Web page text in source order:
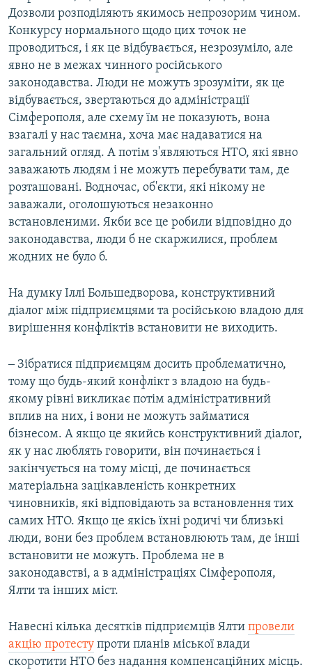
Дозволи розподіляють якимось непрозорим чином.
Конкурсу нормального щодо цих точок не
проводиться, і як це відбувається, незрозуміло, але
явно не в межах чинного російського
законодавства. Люди не можуть зрозуміти, як це
відбувається, звертаються до адміністрації
Сімферополя, але схему їм не показують, вона
взагалі у нас таємна, хоча має надаватися на
загальний огляд. А потім з'являються НТО, які явно
заважають людям і не можуть перебувати там, де
розташовані. Водночас, об'єкти, які нікому не
заважали, оголошуються незаконно
встановленими. Якби все це робили відповідно до
законодавства, люди б не скаржилися, проблем
жодних не було б.
На думку Іллі Большедворова, конструктивний
діалог між підприємцями та російською владою для
вирішення конфліктів встановити не виходить.
‒ Зібратися підприємцям досить проблематично,
тому що будь-який конфлікт з владою на будь-
якому рівні викликає потім адміністративний
вплив на них, і вони не можуть займатися
бізнесом. А якщо це якийсь конструктивний діалог,
як у нас люблять говорити, він починається і
закінчується на тому місці, де починається
матеріальна зацікавленість конкретних
чиновників, які відповідають за встановлення тих
самих НТО. Якщо це якісь їхні родичі чи близькі
люди, вони без проблем встановлюють там, де інші
встановити не можуть. Проблема не в
законодавстві, а в адміністраціях Сімферополя,
Ялти та інших міст.
Навесні кілька десятків підприємців Ялти провели
акцію протесту проти планів міської влади
скоротити НТО без надання компенсаційних місць.